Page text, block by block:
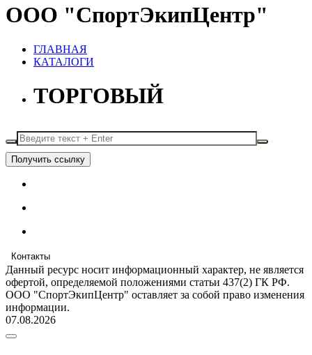
ООО "СпортЭкипЦентр"
ГЛАВНАЯ
КАТАЛОГИ
ТОРГОВЫЙ
Получить ссылку
Контакты
Данный ресурс носит информационный характер, не является
офертой, определяемой положениями статьи 437(2) ГК РФ.
ООО "СпортЭкипЦентр" оставляет за собой право изменения
информации.
07.08.2026